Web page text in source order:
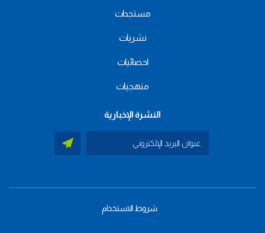
مستجدات
نشريات
احصائيات
منهجيات
النشرة الإخبارية
شروط الاستخدام